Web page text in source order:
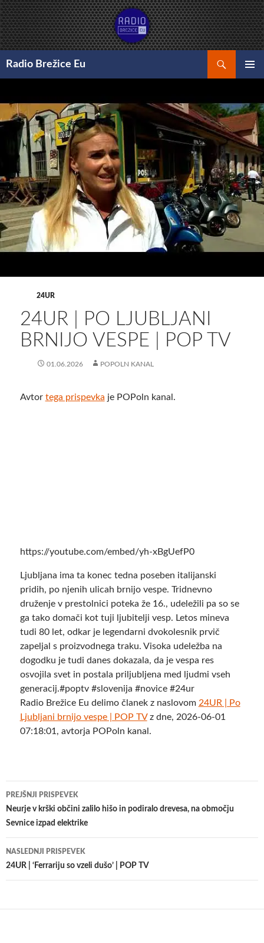
Preskoči
na
vsebino
Radio Brežice Eu
24UR
24UR | PO LJUBLJANI
BRNIJO VESPE | POP TV
01.06.2026 POPOLN KANAL
Avtor tega prispevka je POPoln kanal.
https://youtube.com/embed/yh-xBgUefP0
Ljubljana ima ta konec tedna poseben italijanski
pridih, po njenih ulicah brnijo vespe. Tridnevno
druženje v prestolnici poteka že 16., udeležili pa so se
ga tako domači kot tuji ljubitelji vesp. Letos mineva
tudi 80 let, odkar je legendarni dvokolesnik prvič
zapeljal s proizvodnega traku. Visoka udeležba na
dogodku je tudi danes dokazala, da je vespa res
osvojila svet in postala priljubljena med ljudmi vseh
generacij.#poptv #slovenija #novice #24ur
Radio Brežice Eu delimo članek z naslovom 24UR | Po
Ljubljani brnijo vespe | POP TVz dne, 2026-06-01
07:18:01, avtorja POPoln kanal.
Krmarjenje
po
prispevkih
PREJŠNJI PRISPEVEK
Neurje v krški občini zalilo hišo in podiralo drevesa, na območju
Sevnice izpad elektrike
NASLEDNJI PRISPEVEK
24UR | ‘Ferrariju so vzeli dušo’ | POP TV